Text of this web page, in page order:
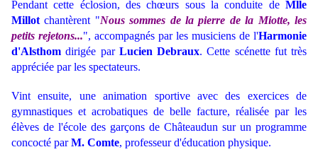
Pendant cette éclosion, des chœurs sous la conduite de Mlle
Millot chantèrent "Nous sommes de la pierre de la Miotte, les
petits rejetons...", accompagnés par les musiciens de l'Harmonie
d'Alsthomdirigée parLucien Debraux. Cette scénette fut très
appréciée par les spectateurs.
Vint ensuite, une animation sportive avec des exercices de
gymnastiques et acrobatiques de belle facture, réalisée par les
élèves de l'école des garçons de Châteaudun sur un programme
concocté parM. Comte, professeur d'éducation physique.